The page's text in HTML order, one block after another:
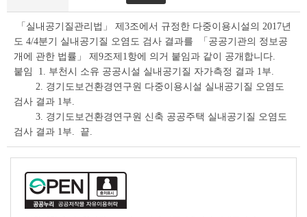
「실내공기질관리법」 제3조에서 규정한 다중이용시설의 2017년
도 4/4분기 실내공기질 오염도 검사 결과를 「공공기관의 정보공
개에 관한 법률」 제9조제1항에 의거 붙임과 같이 공개합니다.
붙임 1. 부천시 소유 공공시설 실내공기질 자가측정 결과 1부.
2. 경기도보건환경연구원 다중이용시설 실내공기질 오염도
검사 결과 1부.
3. 경기도보건환경연구원 신축 공공주택 실내공기질 오염도
검사 결과 1부. 끝.